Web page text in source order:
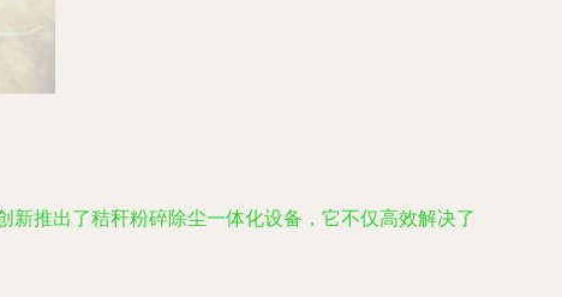
推出了秸秆粉碎除尘一体化设备，它不仅高效解决了